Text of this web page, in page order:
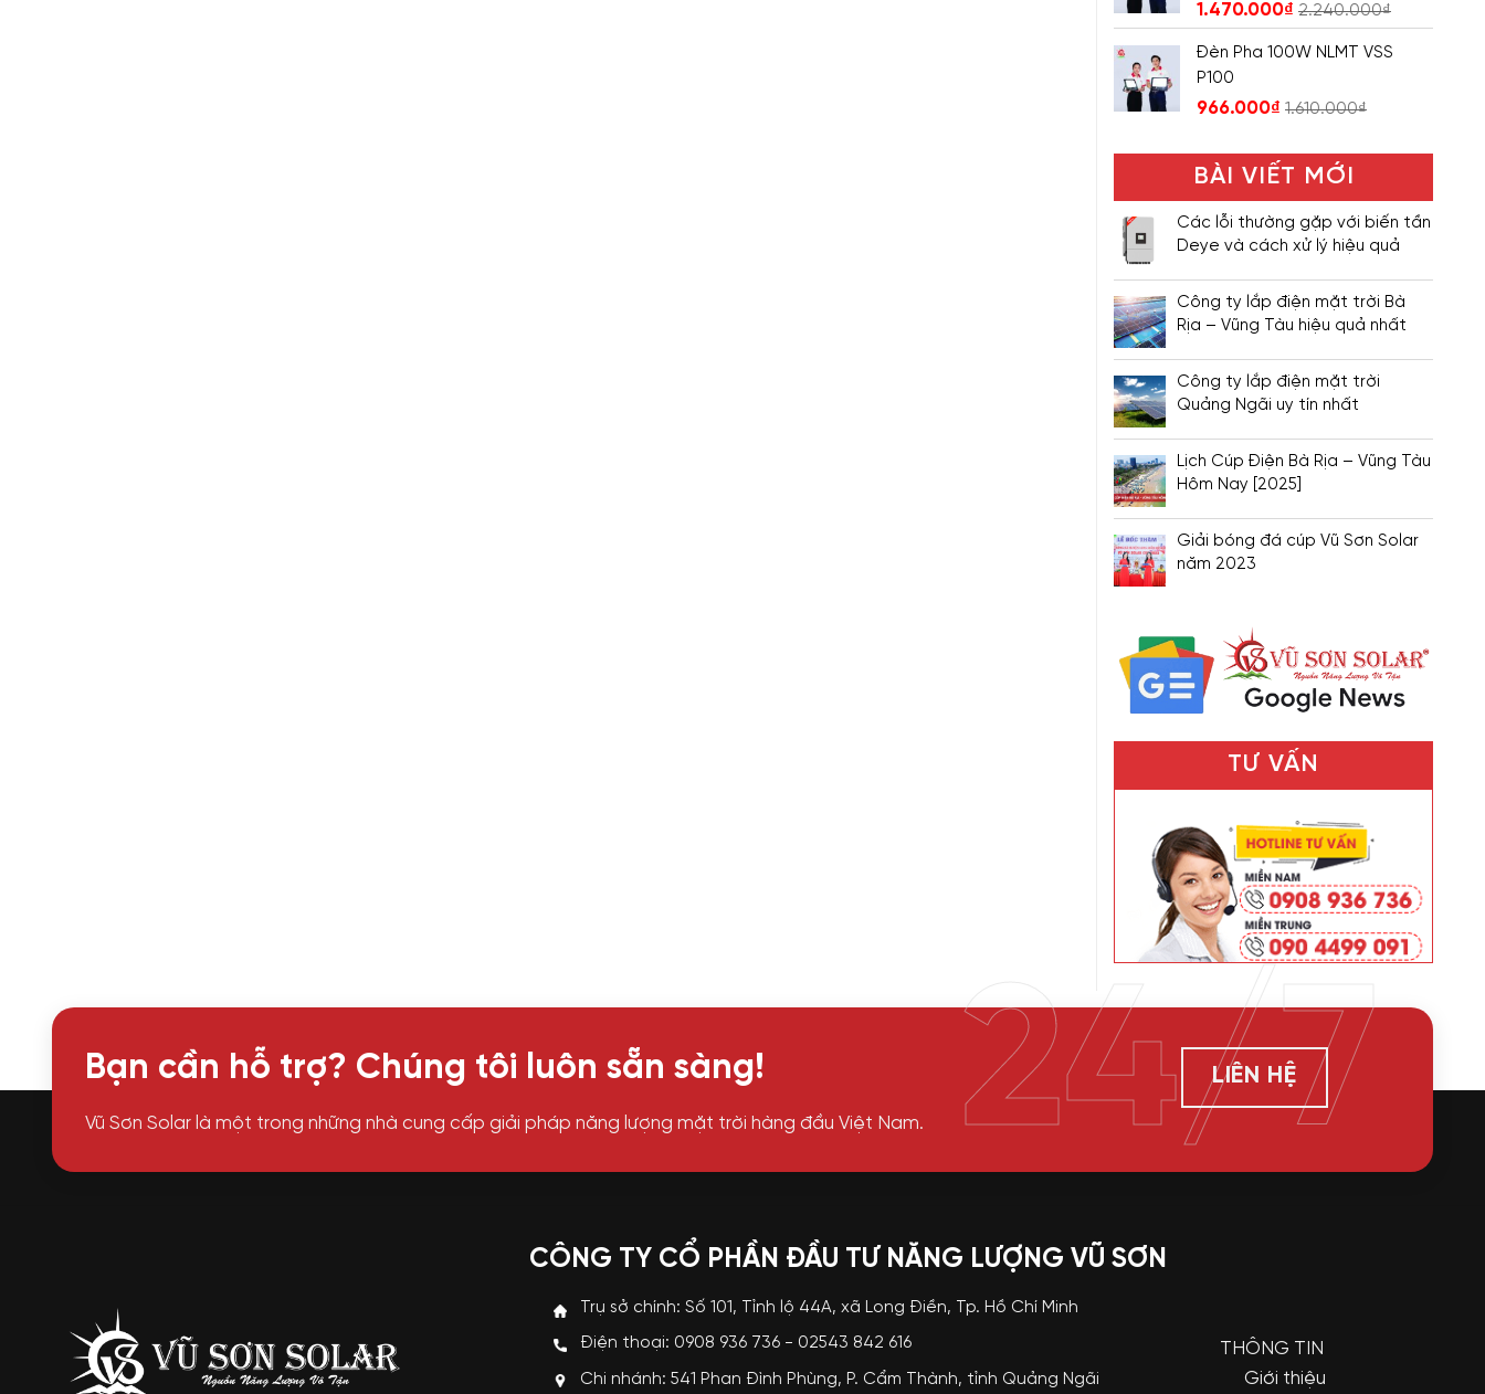
1.470.000₫ 2.240.000₫
Đèn Pha 100W NLMT VSS
P100
966.000₫ 1.610.000₫
BÀI VIẾT MỚI
Các lỗi thường gặp với biến tần
Deye và cách xử lý hiệu quả
Công ty lắp điện mặt trời Bà
Rịa – Vũng Tàu hiệu quả nhất
Công ty lắp điện mặt trời
Quảng Ngãi uy tín nhất
Lịch Cúp Điện Bà Rịa – Vũng Tàu
Hôm Nay [2025]
Giải bóng đá cúp Vũ Sơn Solar
năm 2023
TƯ VẤN
Bạn cần hỗ trợ? Chúng tôi luôn sẵn sàng!
Vũ Sơn Solar là một trong những nhà cung cấp giải pháp năng lượng mặt trời hàng đầu Việt Nam.
LIÊN HỆ
24/7
CÔNG TY CỔ PHẦN ĐẦU TƯ NĂNG LƯỢNG VŨ SƠN
Trụ sở chính: Số 101, Tỉnh lộ 44A, xã Long Điền, Tp. Hồ Chí Minh
Điện thoại: 0908 936 736 - 02543 842 616
Chi nhánh: 541 Phan Đình Phùng, P. Cẩm Thành, tỉnh Quảng Ngãi
THÔNG TIN
Giới thiệu